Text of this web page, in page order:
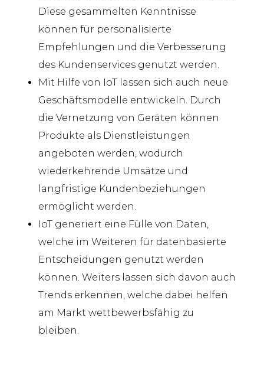
Diese gesammelten Kenntnisse
können für personalisierte
Empfehlungen und die Verbesserung
des Kundenservicesgenutzt werden.
Mit Hilfe von IoT lassen sich auch neue
Geschäftsmodelle entwickeln. Durch
die Vernetzung von Geräten können
Produkte als Dienstleistungen
angeboten werden, wodurch
wiederkehrende Umsätze und
langfristige Kundenbeziehungen
ermöglicht werden.
IoT generiert eine Fülle von Daten,
welche im Weiteren für datenbasierte
Entscheidungen genutzt werden
können. Weiters lassen sich davon auch
Trends erkennen, welche dabei helfen
am Markt wettbewerbsfähig zu
bleiben.